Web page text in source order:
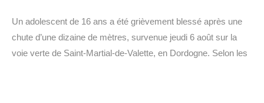
Un adolescent de 16 ans a été grièvement blessé après une
chute d’une dizaine de mètres, survenue jeudi 6 août sur la
voie verte de Saint-Martial-de-Valette, en Dordogne. Selon les